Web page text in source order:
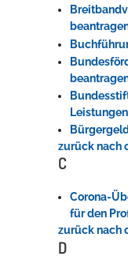
zurück nach
C
Corona-
für den
zurück nach
D